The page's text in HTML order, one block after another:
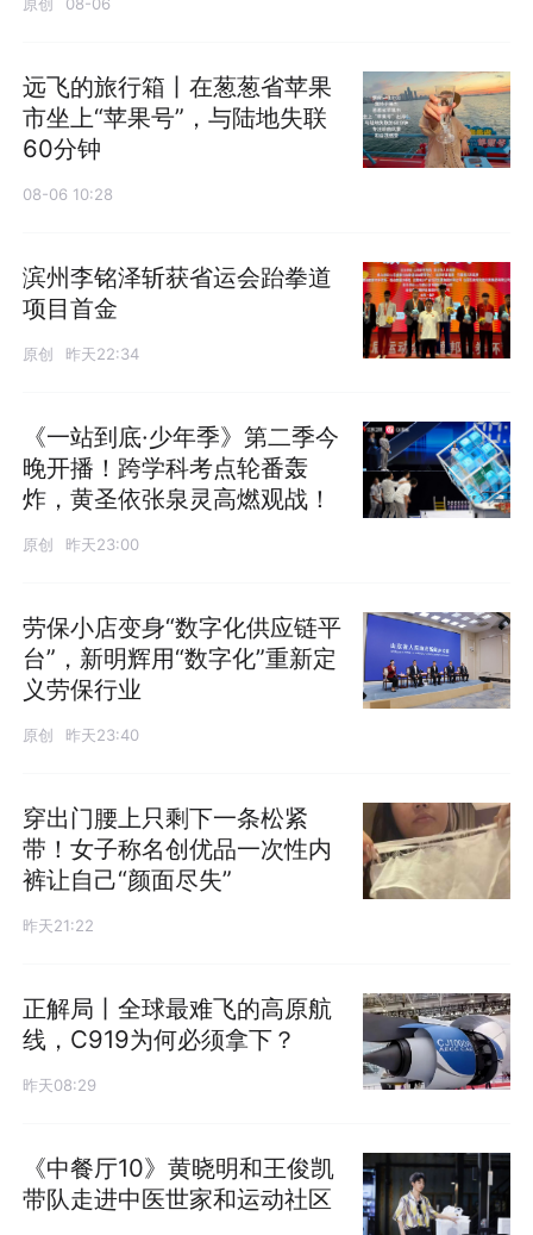
远飞的旅行箱丨在葱葱省苹果
市坐上“苹果号”，与陆地失联
60分钟
08-06 10:28
滨州李铭泽斩获省运会跆拳道
项目首金
原创 昨天22:34
《一站到底·少年季》第二季今
晚开播！跨学科考点轮番轰
炸，黄圣依张泉灵高燃观战！
原创 昨天23:00
劳保小店变身“数字化供应链平
台”，新明辉用“数字化”重新定
义劳保行业
原创 昨天23:40
穿出门腰上只剩下一条松紧
带！女子称名创优品一次性内
裤让自己“颜面尽失”
昨天21:22
正解局丨全球最难飞的高原航
线，C919为何必须拿下？
昨天08:29
《中餐厅10》黄晓明和王俊凯
带队走进中医世家和运动社区